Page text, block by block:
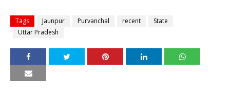
Tags Jaunpur Purvanchal recent
State
Uttar Pradesh